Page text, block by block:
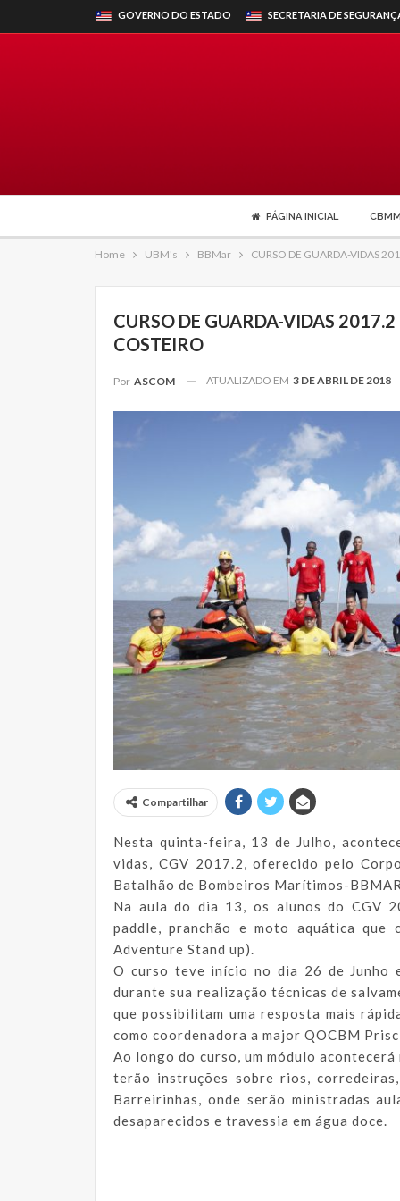
GOVERNO DO ESTADO SECRETARIA DE
PÁGINA INICIAL
Home UBM's BBMar CURSO DE GUARDA-VIDAS
CURSO DE GUARDA-VIDAS
COSTEIRO
Por ASCOM ATUALIZADO EM 3 DE ABRIL DE 2018
Compartilhar
Nesta quinta-feira, 13 de Julho,
vidas, CGV 2017.2, oferecido pelo
Batalhão de Bombeiros Marítimos-
Na aula do dia 13, os alunos do CGV
paddle, pranchão e moto aquática
Adventure Stand up).
O curso teve início no dia 26 de Junho
durante sua realização técnicas de
que possibilitam uma resposta mais
como coordenadora a major QOCBM
Ao longo do curso, um módulo
terão instruções sobre rios,
Barreirinhas, onde serão ministradas
desaparecidos e travessia em água doce.